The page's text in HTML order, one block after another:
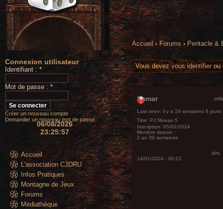
Connexion utilisateur
Identifiant : *
Mot de passe : *
Créer un nouveau compte
Demander un nouveau mot de passe
06/08/2026
23:25:59
Accueil
L'association CJDRU
Infos Pratiques
Montagne de Jeux
Forums
Médiathèque
Accueil› Forums › Pentacle &
Vous devez vous identifier ou
Xamar
Last seen: il y a 19 semaines 6 jours
Titre: PJ Niveau 5
Inscription: 05/01/2024
Membre depuis :
2 an 30 semaines
dim,
14/01/2024 - 00:21